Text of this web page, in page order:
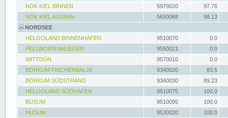
NOK KIEL BINNEN
5979020
97.76
NOK KIEL AUSSEN
5650068
98.13
NORDSEE
HELGOLAND BINNENHAFEN
9510070
0.0
PELLWORM ANLEGER
9550021
0.0
WITTDÜN
9570010
0.0
BORKUM FISCHERBALJE
9340020
83.5
BORKUM SÜDSTRAND
9340030
89.23
HELGOLAND SÜDHAFEN
9510075
100.0
BÜSUM
9510095
100.0
HUSUM
9530020 100.0